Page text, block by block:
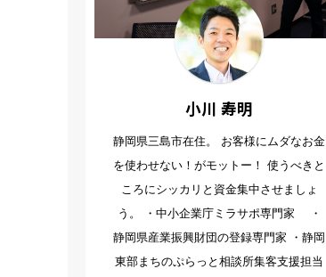
小川 寿明
静岡県三島市在住。 お客様にムダなお金
を使わせない！がモットー！ 使うべきと
ころにシッカリと資金集中させましょ
う。 ・中小企業庁ミラサポ専門家 ・
静岡県産業振興財団の登録専門家 ・静岡
東部まちのぷらっと相談所集客支援担当